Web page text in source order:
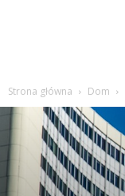
Strona główna Dom